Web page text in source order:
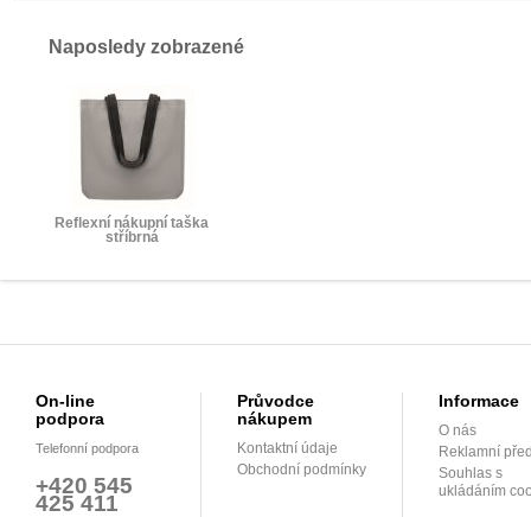
Naposledy zobrazené
Reflexní nákupní taška
stříbrná
On-line
podpora
Telefonní podpora
+420 545
425 411
Průvodce
nákupem
Kontaktní údaje
Obchodní podmínky
Informace
O nás
Reklamní
Souhlas s
ukládáním